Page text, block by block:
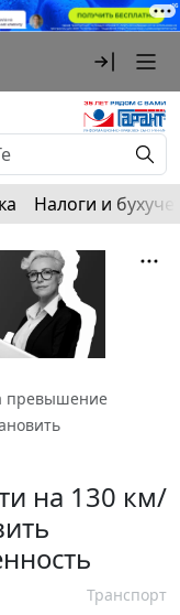
Налоги и
превышение
на 130 км/
Транспорт